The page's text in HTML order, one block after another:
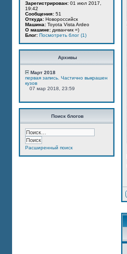
Зарегистрирован: 01 июл 2017,
19:42
Сообщения: 51
Откуда: Новороссийск
Машина: Toyota Vista Ardeo
О машине: диванчик =)
Блог: Посмотреть блог (1)
Архивы
Март 2018
первая запись. Частично выкрашен
кузов
07 мар 2018, 23:59
Поиск блогов
Расширенный поиск